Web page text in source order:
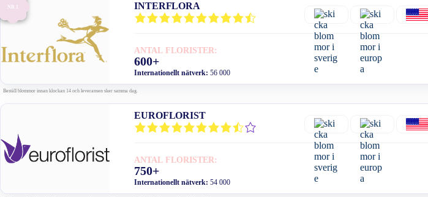
NR 1 INTERFLORA
ANTAL FLORISTER:
600+
Internationellt nätverk:56 000
Beställ blommor innan klockan 14 och leveransen sker samma dag.
EUROFLORIST
ANTAL FLORISTER:
750+
Internationellt nätverk:54 000